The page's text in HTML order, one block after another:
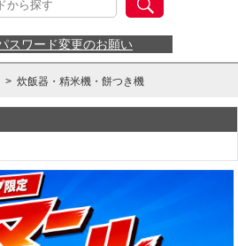
スワード変更のお願い
> 炊飯器・精米機・餅つき機